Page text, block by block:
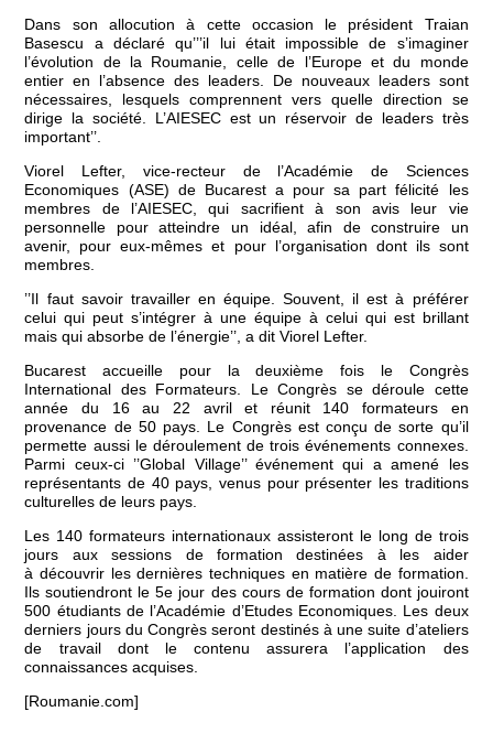
Dans son allocution à cette occasion le président Traian
Basescu a déclaré qu’’’il lui était impossible de s’imaginer
l’évolution de la Roumanie, celle de l’Europe et du monde
entier en l’absence des leaders. De nouveaux leaders sont
nécessaires, lesquels comprennent vers quelle direction se
dirige la société. L’AIESEC est un réservoir de leaders très
important’’.
Viorel Lefter, vice-recteur de l’Académie de Sciences
Economiques (ASE) de Bucarest a pour sa part félicité les
membres de l’AIESEC, qui sacrifient à son avis leur vie
personnelle pour atteindre un idéal, afin de construire un
avenir, pour eux-mêmes et pour l’organisation dont ils sont
membres.
’’Il faut savoir travailler en équipe. Souvent, il est à préférer
celui qui peut s’intégrer à une équipe à celui qui est brillant
mais qui absorbe de l’énergie’’, a dit Viorel Lefter.
Bucarest accueille pour la deuxième fois le Congrès
International des Formateurs. Le Congrès se déroule cette
année du 16 au 22 avril et réunit 140 formateurs en
provenance de 50 pays. Le Congrès est conçu de sorte qu’il
permette aussi le déroulement de trois événements connexes.
Parmi ceux-ci ’’Global Village’’ événement qui a amené les
représentants de 40 pays, venus pour présenter les traditions
culturelles de leurs pays.
Les 140 formateurs internationaux assisteront le long de trois
jours aux sessions de formation destinées à les aider
à découvrir les dernières techniques en matière de formation.
Ils soutiendront le 5e jour des cours de formation dont jouiront
500 étudiants de l’Académie d’Etudes Economiques. Les deux
derniers jours du Congrès seront destinés à une suite d’ateliers
de travail dont le contenu assurera l’application des
connaissances acquises.
[Roumanie.com]